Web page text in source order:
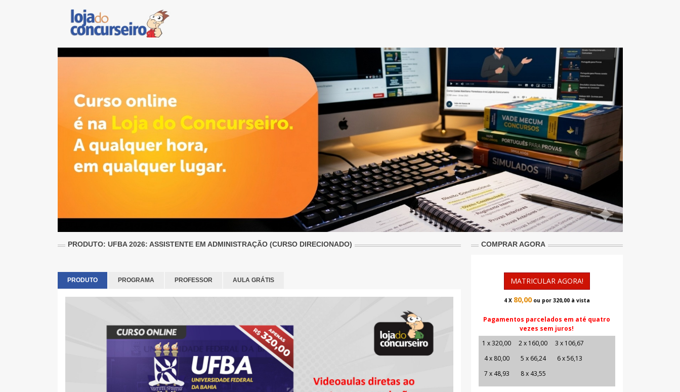
PRODUTO: UFBA 2026: ASSISTENTE EM ADMINISTRAÇÃO (CURSO DIRECIONADO)
PRODUTO PROGRAMA PROFESSOR AULA GRÁTIS
COMPRAR AGORA
MATRICULAR AGORA!
4 X 80,00 ou por 320,00 à vista
Pagamentos parcelados em até quatro
vezes sem juros!
1 x 320,00
2 x 160,00
3 x 106,67
4 x 80,00
5 x 66,24
6 x 56,13
7 x 48,93
8 x 43,55